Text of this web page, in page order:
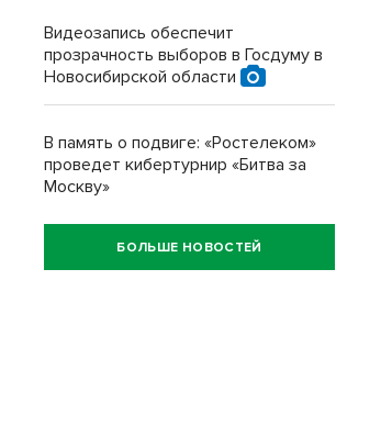
Видеозапись обеспечит
прозрачность выборов в Госдуму в
Новосибирской области
В память о подвиге: «Ростелеком»
проведет кибертурнир «Битва за
Москву»
БОЛЬШЕ НОВОСТЕЙ